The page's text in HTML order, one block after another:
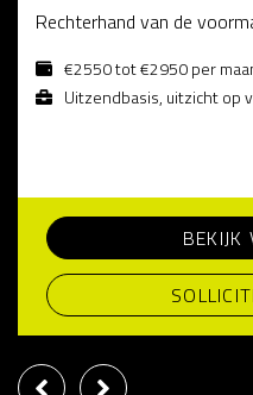
Rechterhand van de
€2550 tot €2950 per
Uitzendbasis, uitzicht op
BEKIJK